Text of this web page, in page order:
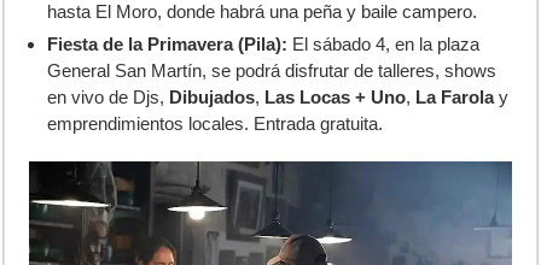
hasta El Moro, donde habrá una peña y baile campero.
Fiesta de la Primavera (Pila): El sábado 4, en la plaza
General San Martín, se podrá disfrutar de talleres, shows
en vivo de Djs, Dibujados, Las Locas + Uno, La Farolay
emprendimientos locales. Entrada gratuita.